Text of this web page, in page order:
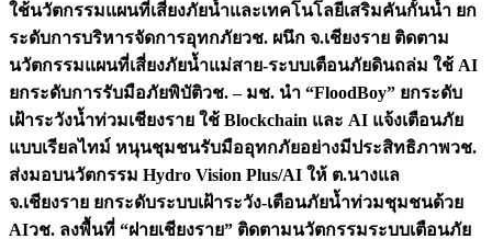
ใช้นวัตกรรมแผนที่เสี่ยงภัยน้ำและเทคโนโลยีเสริมคันกั้นน้ำ ยก
ระดับการบริหารจัดการอุทกภัยวช. ผนึก จ.เชียงราย ติดตาม
นวัตกรรมแผนที่เสี่ยงภัยน้ำแม่สาย-ระบบเตือนภัยดินถล่ม ใช้ AI
ยกระดับการรับมือภัยพิบัติวช. – มช. นำ “FloodBoy” ยกระดับ
เฝ้าระวังน้ำท่วมเชียงราย ใช้ Blockchain และ AI แจ้งเตือนภัย
แบบเรียลไทม์ หนุนชุมชนรับมืออุทกภัยอย่างมีประสิทธิภาพวช.
ส่งมอบนวัตกรรม Hydro Vision Plus/AI ให้ ต.นางแล
จ.เชียงราย ยกระดับระบบเฝ้าระวัง-เตือนภัยน้ำท่วมชุมชนด้วย
AIวช. ลงพื้นที่ “ฝายเชียงราย” ติดตามนวัตกรรมระบบเตือนภัย